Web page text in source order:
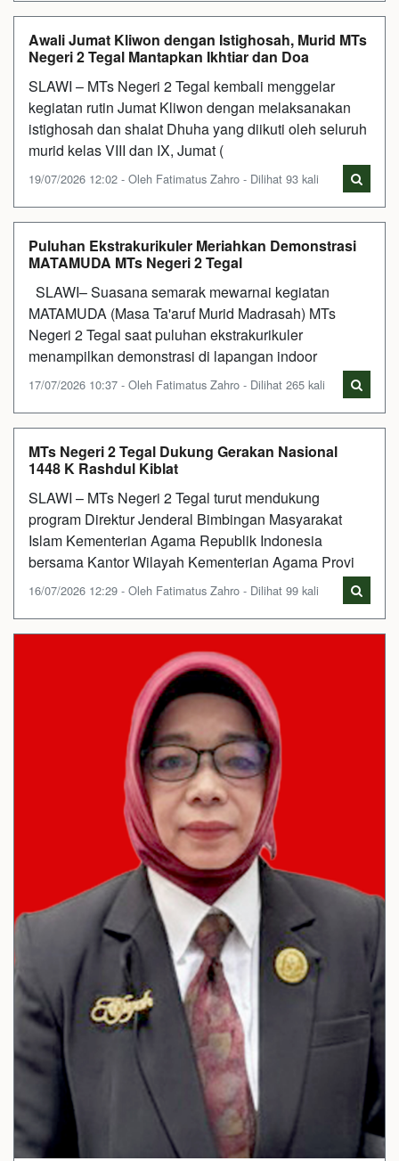
Awali Jumat Kliwon dengan Istighosah, Murid MTs
Negeri 2 Tegal Mantapkan Ikhtiar dan Doa
SLAWI – MTs Negeri 2 Tegal kembali menggelar
kegiatan rutin Jumat Kliwon dengan melaksanakan
istighosah dan shalat Dhuha yang diikuti oleh seluruh
murid kelas VIII dan IX, Jumat (
19/07/2026 12:02 - Oleh Fatimatus Zahro - Dilihat 93 kali
Puluhan Ekstrakurikuler Meriahkan Demonstrasi
MATAMUDA MTs Negeri 2 Tegal
SLAWI– Suasana semarak mewarnai kegiatan
MATAMUDA (Masa Ta'aruf Murid Madrasah) MTs
Negeri 2 Tegal saat puluhan ekstrakurikuler
menampilkan demonstrasi di lapangan indoor
17/07/2026 10:37 - Oleh Fatimatus Zahro - Dilihat 265 kali
MTs Negeri 2 Tegal Dukung Gerakan Nasional
1448 K Rashdul Kiblat
SLAWI – MTs Negeri 2 Tegal turut mendukung
program Direktur Jenderal Bimbingan Masyarakat
Islam Kementerian Agama Republik Indonesia
bersama Kantor Wilayah Kementerian Agama Provi
16/07/2026 12:29 - Oleh Fatimatus Zahro - Dilihat 99 kali